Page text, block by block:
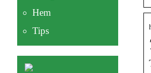
Hem
Tips